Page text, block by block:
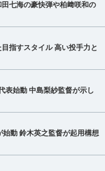
七海の豪快弾や柏﨑咲和の
指すスタイル 高い投手力と
表始動 中島梨紗監督が示し
動 鈴木英之監督が起用構想